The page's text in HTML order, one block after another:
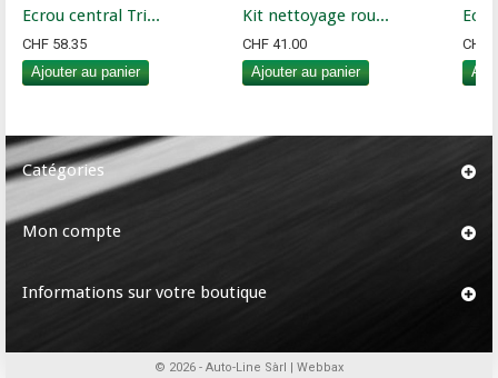
Ecrou central Tri...
CHF 58.35
Ajouter au panier
Kit nettoyage rou...
CHF 41.00
Ajouter au panier
CHF
Catégories
Mon compte
Informations sur votre boutique
© 2026 - Auto-Line Sàrl | Webbax